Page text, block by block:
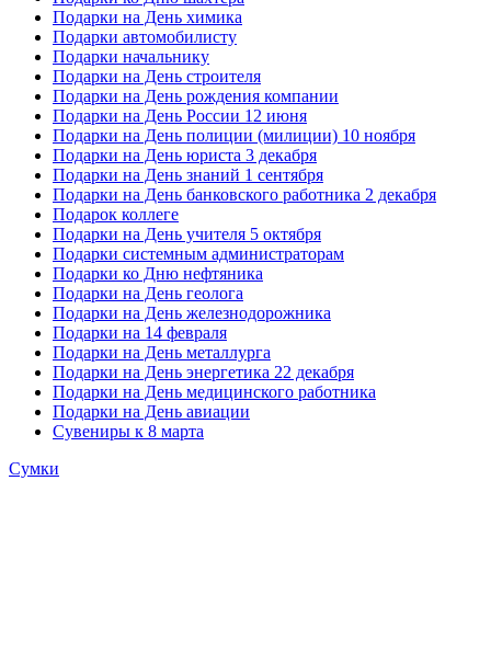
Подарки на День химика
Подарки автомобилисту
Подарки начальнику
Подарки на День строителя
Подарки на День рождения компании
Подарки на День России 12 июня
Подарки на День полиции (милиции) 10 ноября
Подарки на День юриста 3 декабря
Подарки на День знаний 1 сентября
Подарки на День банковского работника 2 декабря
Подарок коллеге
Подарки на День учителя 5 октября
Подарки системным администраторам
Подарки ко Дню нефтяника
Подарки на День геолога
Подарки на День железнодорожника
Подарки на 14 февраля
Подарки на День металлурга
Подарки на День энергетика 22 декабря
Подарки на День медицинского работника
Подарки на День авиации
Сувениры к 8 марта
Сумки